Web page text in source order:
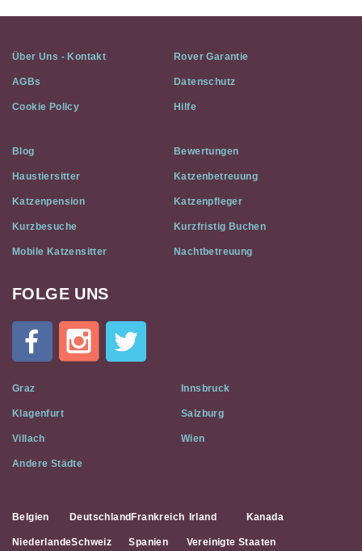
Über Uns - Kontakt Rover Garantie
AGBs Datenschutz
Cookie Policy Hilfe
Blog Bewertungen
Haustiersitter Katzenbetreuung
Katzenpension Katzenpfleger
Kurzbesuche Kurzfristig Buchen
Mobile Katzensitter Nachtbetreuung
Cat
Flat
Social
Media
FOLGE UNS
Graz Innsbruck
Klagenfurt Salzburg
Villach Wien
Andere Städte
Belgien Deutschland Frankreich Irland Kanada
NiederlandeSchweiz Spanien Vereinigte Staaten